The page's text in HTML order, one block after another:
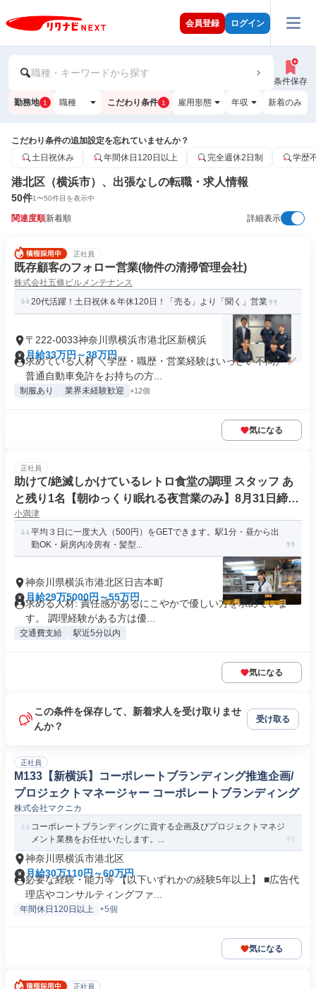
会員登録 ログイン
職種・キーワードから探す
条件保存
勤務地 1 職種 こだわり条件 1 雇用形態 年収 新着のみ
こだわり条件の追加設定を忘れていませんか？
土日祝休み
年間休日120日以上 完全週休2日制 学歴
港北区（横浜市）、出張なしの転職・求人情報
50件1〜50件目を表示中
関連度順新着順 詳細表示
正社員
既存顧客のフォロー営業(物件の清掃管理会社)
株式会社五條ビルメンテナンス
20代活躍！土日祝休＆年休120日！「売る」より「聞く」営業
〒222-0033神奈川県横浜市港北区新横浜
月給33万円～38万円
求めている人材 ＼学歴・職歴・営業経験はいっさい不問／ ✅
普通自動車免許をお持ちの方...
制服あり 業界未経験歓迎 +12個
気になる
正社員
助けて/絶滅しかけているレトロ食堂の調理 スタッフ あ
と残り1名【朝ゆっくり眠れる夜営業のみ】8月31日締切
決まり次第掲載終了 調理師・シェフ
小満津
平均３日に一度大入（500円）をGETできます。駅1分・昼から出
勤OK・厨房内冷房有・髪型...
神奈川県横浜市港北区日吉本町
月給29万5000円～55万円
求める人材: 責任感があるにこやかで優しい方を求めていま
す。 調理経験がある方は優...
交通費支給 駅近5分以内
気になる
この条件を保存して、新着求人を受け取りませ
んか？
受け取る
正社員
M133【新横浜】コーポレートブランディング推進企画/
プロジェクトマネージャー コーポレートブランディング
株式会社マクニカ
コーポレートブランディングに資する企画及びプロジェクトマネジ
メント業務をお任せいたします。...
神奈川県横浜市港北区
月給30万110円～60万円
必要な経験・能力等 【以下いずれかの経験5年以上】 ■広告代
理店やコンサルティングファ...
年間休日120日以上 +5個
気になる
正社員